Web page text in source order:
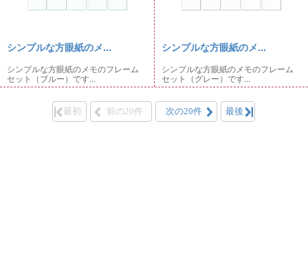
シンプルな方眼紙のメ...
シンプルな方眼紙のメモのフレーム
セット（ブルー）です...
シンプルな方眼紙のメ...
シンプルな方眼紙のメモのフレーム
セット（グレー）です...
最初 前の20件 次の20件 最後